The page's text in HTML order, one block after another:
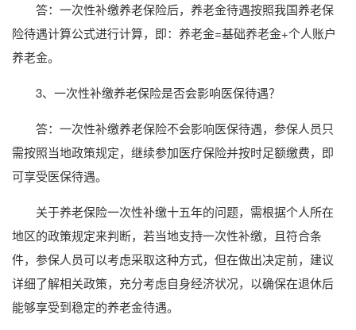
答：一次性补缴养老保险后，养老金待遇按照我国养老保
险待遇计算公式进行计算，即：养老金=基础养老金+个人账户
养老金。
3、一次性补缴养老保险是否会影响医保待遇？
答：一次性补缴养老保险不会影响医保待遇，参保人员只
需按照当地政策规定，继续参加医疗保险并按时足额缴费，即
可享受医保待遇。
关于养老保险一次性补缴十五年的问题，需根据个人所在
地区的政策规定来判断，若当地支持一次性补缴，且符合条
件，参保人员可以考虑采取这种方式，但在做出决定前，建议
详细了解相关政策，充分考虑自身经济状况，以确保在退休后
能够享受到稳定的养老金待遇。